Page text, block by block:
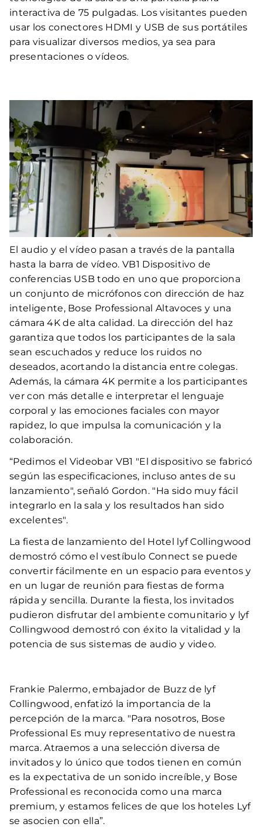
interactiva de 75 pulgadas. Los visitantes pueden
usar los conectores HDMI y USB de sus portátiles
para visualizar diversos medios, ya sea para
presentaciones o vídeos.
El audio y el vídeo pasan a través de la pantalla
hasta la barra de vídeo. VB1 Dispositivo de
conferencias USB todo en uno que proporciona
un conjunto de micrófonos con dirección de haz
inteligente, Bose Professional Altavoces y una
cámara 4K de alta calidad. La dirección del haz
garantiza que todos los participantes de la sala
sean escuchados y reduce los ruidos no
deseados, acortando la distancia entre colegas.
Además, la cámara 4K permite a los participantes
ver con más detalle e interpretar el lenguaje
corporal y las emociones faciales con mayor
rapidez, lo que impulsa la comunicación y la
colaboración.
“Pedimos el Videobar VB1 "El dispositivo se fabricó
según las especificaciones, incluso antes de su
lanzamiento", señaló Gordon. "Ha sido muy fácil
integrarlo en la sala y los resultados han sido
excelentes".
La fiesta de lanzamiento del Hotel lyf Collingwood
demostró cómo el vestíbulo Connect se puede
convertir fácilmente en un espacio para eventos y
en un lugar de reunión para fiestas de forma
rápida y sencilla. Durante la fiesta, los invitados
pudieron disfrutar del ambiente comunitario y lyf
Collingwood demostró con éxito la vitalidad y la
potencia de sus sistemas de audio y video.
Frankie Palermo, embajador de Buzz de lyf
Collingwood, enfatizó la importancia de la
percepción de la marca. "Para nosotros, Bose
Professional Es muy representativo de nuestra
marca. Atraemos a una selección diversa de
invitados y lo único que todos tienen en común
es la expectativa de un sonido increíble, y Bose
Professional es reconocida como una marca
premium, y estamos felices de que los hoteles Lyf
se asocien con ella”.